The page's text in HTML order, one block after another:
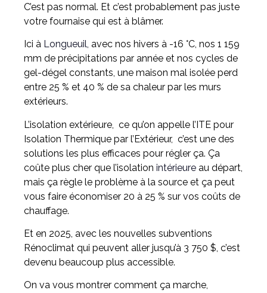
C’est pas normal. Et c’est probablement pas juste
votre fournaise qui est à blâmer.
Ici à Longueuil, avec nos hivers à -16 °C, nos 1 159
mm de précipitations par année et nos cycles de
gel-dégel constants, une maison mal isolée perd
entre 25 % et 40 % de sa chaleur par les murs
extérieurs.
L’isolation extérieure, ce qu’on appelle l’ITE pour
Isolation Thermique par l’Extérieur, c’est une des
solutions les plus efficaces pour régler ça. Ça
coûte plus cher que l’isolation intérieure au départ,
mais ça règle le problème à la source et ça peut
vous faire économiser 20 à 25 % sur vos coûts de
chauffage.
Et en 2025, avec les nouvelles subventions
Rénoclimat qui peuvent aller jusqu’à 3 750 $, c’est
devenu beaucoup plus accessible.
On va vous montrer comment ça marche,